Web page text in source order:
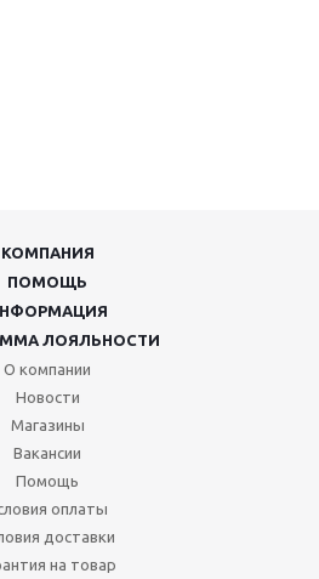
КОМПАНИЯ
ПОМОЩЬ
ЛОЯЛЬНОСТИ
О компании
Новости
Магазины
Вакансии
Помощь
оплаты
доставки
на товар